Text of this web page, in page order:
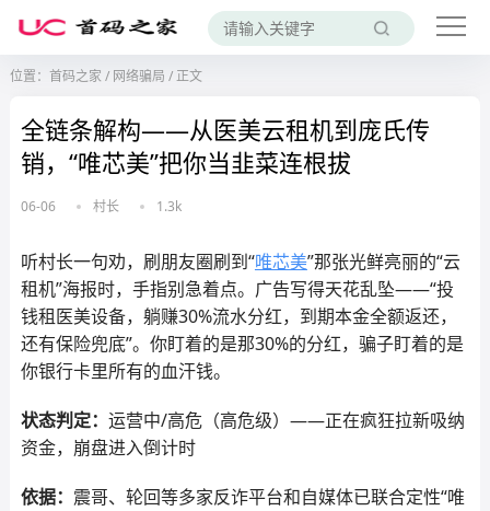
位置： 首码之家 / 网络骗局 /正文
全链条解构——从医美云租机到庞氏传
销，“唯芯美”把你当韭菜连根拔
06-06 村长 1.3k
听村长一句劝，刷朋友圈刷到“唯芯美”那张光鲜亮丽的“云
租机”海报时，手指别急着点。广告写得天花乱坠——“投
钱租医美设备，躺赚30%流水分红，到期本金全额返还，
还有保险兜底”。你盯着的是那30%的分红，骗子盯着的是
你银行卡里所有的血汗钱。
状态判定： 运营中/高危（高危级）——正在疯狂拉新吸纳
资金，崩盘进入倒计时
依据： 震哥、轮回等多家反诈平台和自媒体已联合定性“唯